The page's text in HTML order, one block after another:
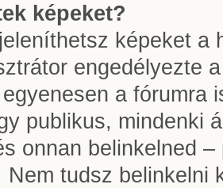
képeket?
képeket a
engedélyezte
a fórumra
publikus, mindenki
onnan belinkelned
Nem tudsz belinkelni